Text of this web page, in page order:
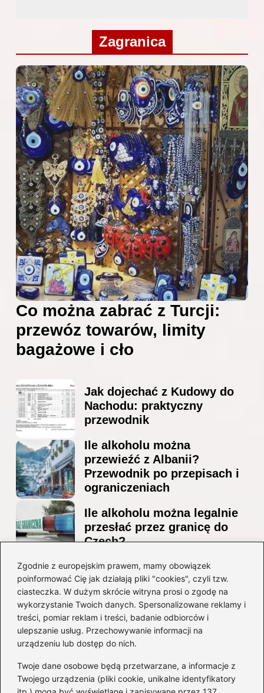
Zgodnie z europejskim prawem, mamy obowiązek
poinformować Cię jak działają pliki "cookies", czyli tzw.
ciasteczka. W dużym skrócie witryna prosi o zgodę na
wykorzystanie Twoich danych. Spersonalizowane reklamy i
treści, pomiar reklam i treści, badanie odbiorców i
ulepszanie usług. Przechowywanie informacji na
urządzeniu lub dostęp do nich.
Twoje dane osobowe będą przetwarzane, a informacje z
Twojego urządzenia (pliki cookie, unikalne identyfikatory
Zagranica
Co można zabrać z Turcji:
przewóz towarów, limity
bagażowe i cło
Jak dojechać z Kudowy do
Nachodu: praktyczny
przewodnik
Ile alkoholu można
przewieźć z Albanii?
Przewodnik po przepisach i
ograniczeniach
Ile alkoholu można legalnie
przesłać przez granicę do
Czech?
Jak wygodnie dotrzeć z
lotniska Marco Polo do
Mestre? Poradnik krok po
kroku
Kategorie
Ciekawostki(8)